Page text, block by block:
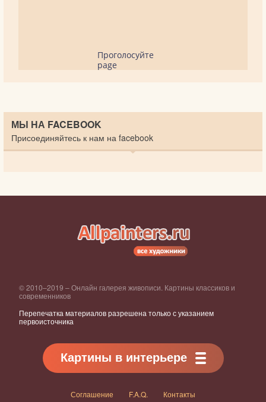
Проголосуйте
page
МЫ НА FACEBOOK
Присоединяйтесь к нам на facebook
© 2010–2019 – Онлайн галерея живописи. Картины классиков и
современников
Перепечатка материалов разрешена только с указанием
первоисточника
Картины в интерьере
Соглашение F.A.Q. Контакты